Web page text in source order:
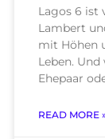
Lagos 6 ist
Lambert
mit Höhen
Leben.
Ehepaar
READ MORE